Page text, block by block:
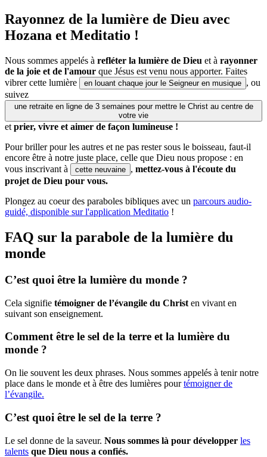
Rayonnez de la lumière de Dieu avec
Hozana et Meditatio !
Nous sommes appelés à refléter la lumière de Dieu et à rayonner
de la joie et de l'amour que Jésus est venu nous apporter. Faites
vibrer cette lumière
en louant chaque jour le Seigneur en musique , ou
suivez
une retraite en ligne de 3 semaines pour mettre le Christ au centre de
votre vie
et prier, vivre et aimer de façon lumineuse !
Pour briller pour les autres et ne pas rester sous le boisseau, faut-il
encore être à notre juste place, celle que Dieu nous propose : en
vous inscrivant à
cette neuvaine , mettez-vous à l'écoute du
projet de Dieu pour vous.
Plongez au coeur des paraboles bibliques avec un parcours audio-
guidé, disponible sur l'application Meditatio !
FAQ sur la parabole de la lumière du
monde
C’est quoi être la lumière du monde ?
Cela signifie témoigner de l’évangile du Christ en vivant en
suivant son enseignement.
Comment être le sel de la terre et la lumière du
monde ?
On lie souvent les deux phrases. Nous sommes appelés à tenir notre
place dans le monde et à être des lumières pourtémoigner de
l’évangile.
C’est quoi être le sel de la terre ?
Le sel donne de la saveur. Nous sommes là pour développer les
talents que Dieu nous a confiés.